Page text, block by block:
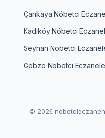
Çankaya Nöbetci
Kadıköy Nöbetci
Seyhan Nöbetci
Gebze Nöbetci
© 2026